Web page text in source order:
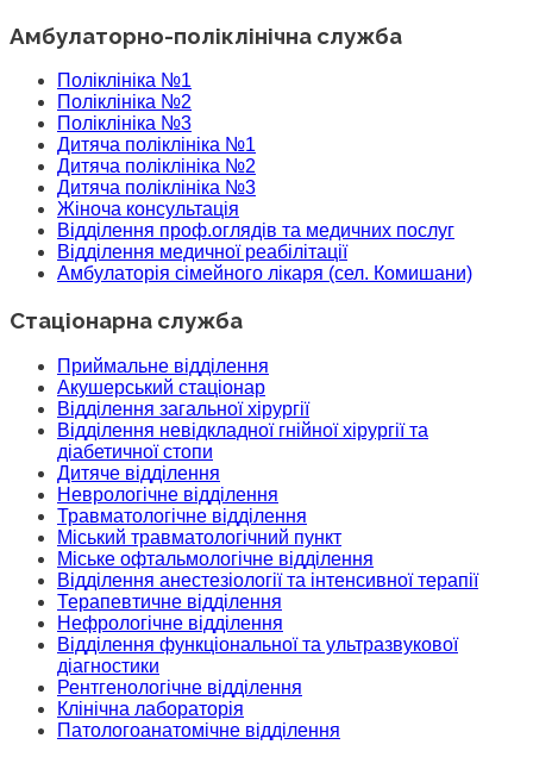
Амбулаторно-поліклінічна служба
Поліклініка №1
Поліклініка №2
Поліклініка №3
Дитяча поліклініка №1
Дитяча поліклініка №2
Дитяча поліклініка №3
Жіноча консультація
Відділення проф.оглядів та медичних послуг
Відділення медичної реабілітації
Амбулаторія сімейного лікаря (сел. Комишани)
Стаціонарна служба
Приймальне відділення
Акушерський стаціонар
Відділення загальної хірургії
Відділення невідкладної гнійної хірургії та
діабетичної стопи
Дитяче відділення
Неврологічне відділення
Травматологічне відділення
Міський травматологічний пункт
Міське офтальмологічне відділення
Відділення анестезіології та інтенсивної терапії
Терапевтичне відділення
Нефрологічне відділення
Відділення функціональної та ультразвукової
діагностики
Рентгенологічне відділення
Клінічна лабораторія
Патологоанатомічне відділення